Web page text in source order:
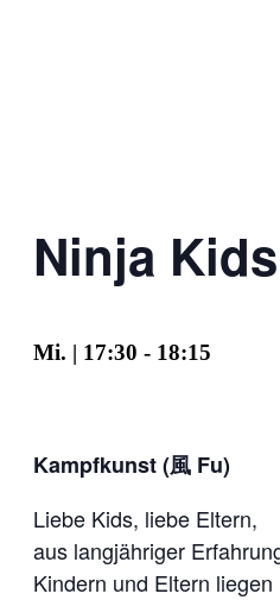
Ninja Kids
Mi. | 17:30 - 18:15
Kampfkunst (風 Fu)
Liebe Kids, liebe Eltern,
aus langjähriger
Kindern und Eltern